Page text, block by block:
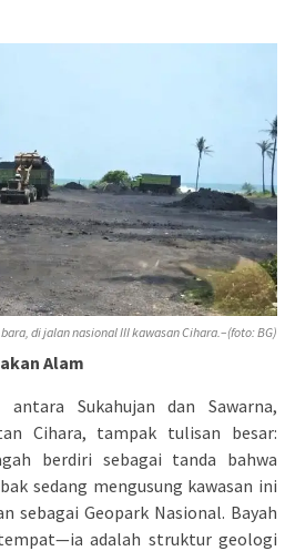
di jalan nasional III kawasan Cihara.–(foto: BG)
Alam
Sukahujan dan Sawarna,
Cihara, tampak tulisan besar:
berdiri sebagai tanda bahwa
sedang mengusung kawasan ini
sebagai Geopark Nasional. Bayah
adalah struktur geologi